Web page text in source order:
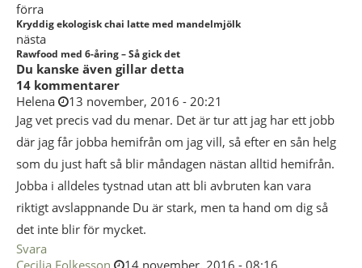
förra
Kryddig ekologisk chai latte med mandelmjölk
nästa
Rawfood med 6-åring – Så gick det
Du kanske även gillar detta
14 kommentarer
Helena
13 november, 2016 - 20:21
Jag vet precis vad du menar. Det är tur att jag har ett jobb
där jag får jobba hemifrån om jag vill, så efter en sån helg
som du just haft så blir måndagen nästan alltid hemifrån.
Jobba i alldeles tystnad utan att bli avbruten kan vara
riktigt avslappnande Du är stark, men ta hand om dig så
det inte blir för mycket.
Svara
Cecilia Folkesson
14 november, 2016 - 08:16